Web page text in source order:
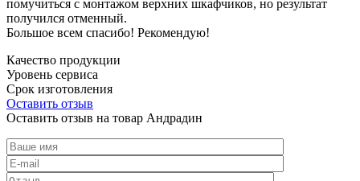
помучиться с монтажом верхних шкафчиков, но результат
получился отменный.
Большое всем спасибо! Рекомендую!
Качество продукции
Уровень сервиса
Срок изготовления
Оставить отзыв
Оставить отзыв на товар Андрадин